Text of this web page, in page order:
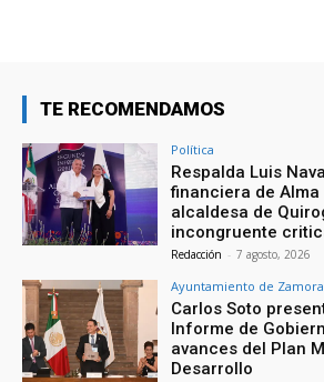
TE RECOMENDAMOS
Política
Respalda Luis
financiera de Alma
alcaldesa de
incongruente
Redacción - 7 agosto, 2026
Ayuntamiento de Zamora
Carlos Soto
Informe de
avances del Plan
Desarrollo